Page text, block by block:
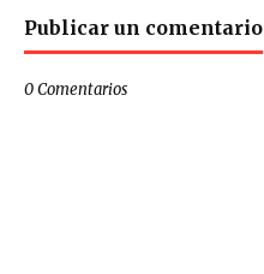
Publicar un comentario
0 Comentarios